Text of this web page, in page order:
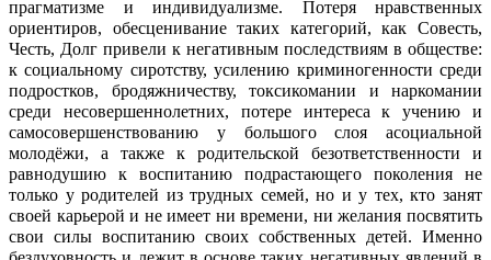
прагматизме и индивидуализме. Потеря нравственных
ориентиров, обесценивание таких категорий, как Совесть,
Честь, Долг привели к негативным последствиям в обществе:
к социальному сиротству, усилению криминогенности среди
подростков, бродяжничеству, токсикомании и наркомании
среди несовершеннолетних, потере интереса к учению и
самосовершенствованию у большого слоя асоциальной
молодёжи, а также к родительской безответственности и
равнодушию к воспитанию подрастающего поколения не
только у родителей из трудных семей, но и у тех, кто занят
своей карьерой и не имеет ни времени, ни желания посвятить
свои силы воспитанию своих собственных детей. Именно